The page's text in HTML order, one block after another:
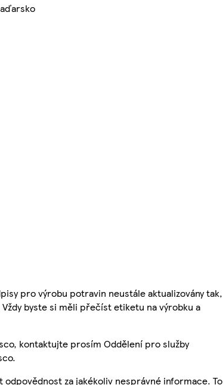
pro výrobu potravin neustále aktualizovány tak,
byste si měli přečíst etiketu na výrobku a
kontaktujte prosím Oddělení pro služby
za jakékoliv nesprávné informace. To